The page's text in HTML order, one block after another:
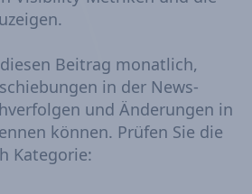
Beitrag monatlich,
in der News-
und Änderungen in
können. Prüfen Sie die
Kategorie: